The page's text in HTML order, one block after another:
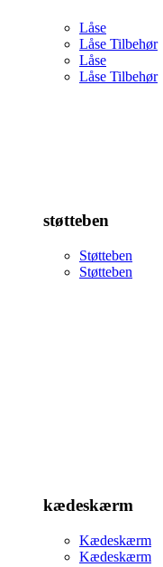
Låse
Låse Tilbehør
Låse
Låse Tilbehør
støtteben
Støtteben
Støtteben
kædeskærm
Kædeskærm
Kædeskærm